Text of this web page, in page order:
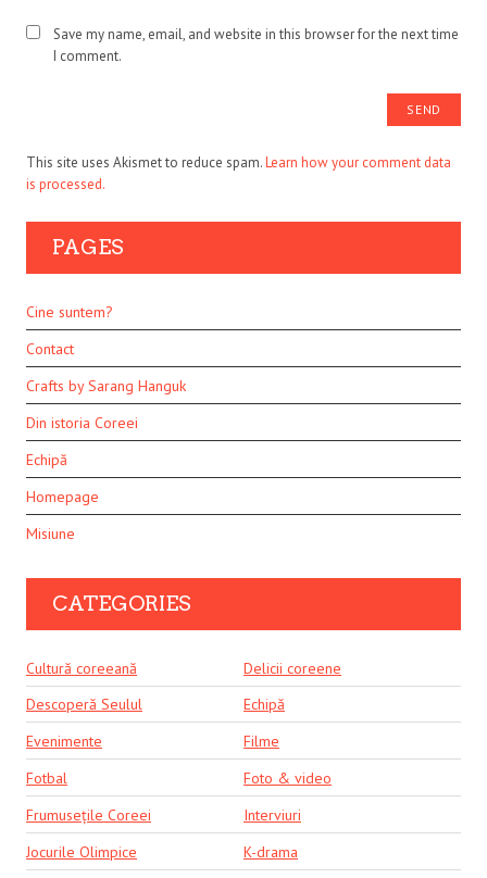
Save my name, email, and website in this browser for the next time
I comment.
This site uses Akismet to reduce spam.Learn how your comment data
is processed.
PAGES
Cine suntem?
Contact
Crafts by Sarang Hanguk
Din istoria Coreei
Echipă
Homepage
Misiune
CATEGORIES
Cultură coreeană
Delicii coreene
Descoperă Seulul
Echipă
Evenimente
Filme
Fotbal
Foto & video
Frumusețile Coreei
Interviuri
Jocurile Olimpice
K-drama